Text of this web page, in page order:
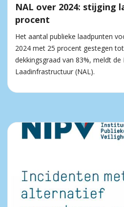
NAL over 2024: stijging
procent
Het aantal publieke laadpunten
2024 met 25 procent gestegen
dekkingsgraad van 83%, meldt
Laadinfrastructuur (NAL).